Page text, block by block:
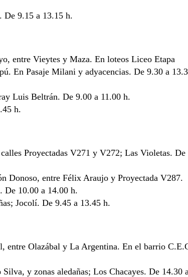
De 9.15 a 13.15 h.
entre Vieytes y Maza. En loteos Liceo Etapa
En Pasaje Milani y adyacencias. De 9.30 a
Luis Beltrán. De 9.00 a 11.00 h.
h.
Proyectadas V271 y V272; Las Violetas. De
Donoso, entre Félix Araujo y Proyectada V287.
De 10.00 a 14.00 h.
Jocolí. De 9.45 a 13.45 h.
entre Olazábal y La Argentina. En el barrio
y zonas aledañas; Los Chacayes. De 14.30